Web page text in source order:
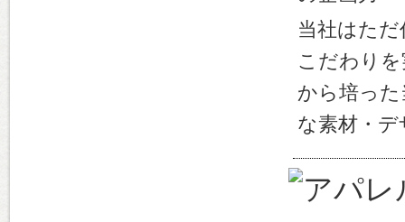
当社はた
こだわり
から培っ
な素材・